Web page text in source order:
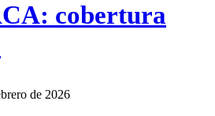
cobertura
de 2026